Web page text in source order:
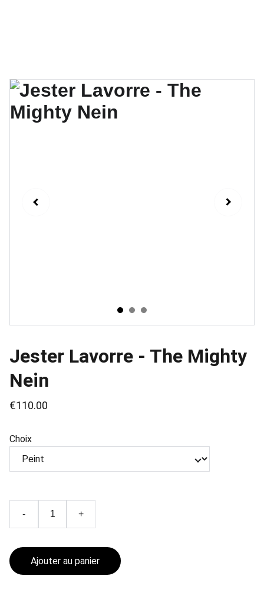
Jester Lavorre - The Mighty
Nein
€110.00
Choix
- +
Ajouter au panier